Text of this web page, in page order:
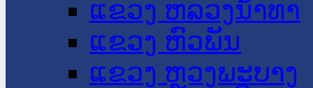
ແຂວງ ຫລວງນໍ້າທາ
ແຂວງ ຫົວພັນ
ແຂວງ ຫຼວງພະບາງ